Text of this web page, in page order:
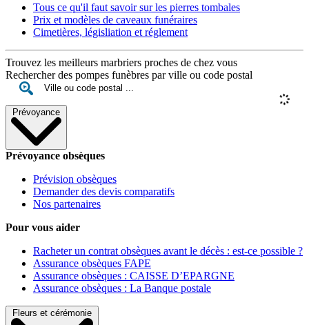
Tous ce qu'il faut savoir sur les pierres tombales
Prix et modèles de caveaux funéraires
Cimetières, législiation et réglement
Trouvez les meilleurs marbriers proches de chez vous
Rechercher des pompes funèbres par ville ou code postal
Prévoyance
Prévoyance obsèques
Prévision obsèques
Demander des devis comparatifs
Nos partenaires
Pour vous aider
Racheter un contrat obsèques avant le décès : est-ce possible ?
Assurance obsèques FAPE
Assurance obsèques : CAISSE D’EPARGNE
Assurance obsèques : La Banque postale
Fleurs et cérémonie